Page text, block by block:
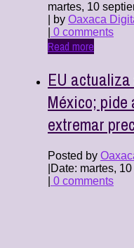
martes, 10
| by Oaxaca
0 comments
Read more
EU
México; pide
extremar
Posted by
Date: martes,
0 comments